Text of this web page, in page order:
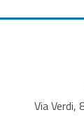
Via Verdi,